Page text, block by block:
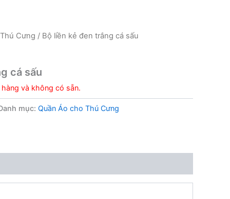
Cưng / Bộ liền kẻ đen trắng cá sấu
cá sấu
và không có sẵn.
mục: Quần Áo cho Thú Cưng